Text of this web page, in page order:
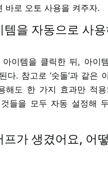
바로 오토 사용을 켜주자.
템을 자동으로 사
이템을 클릭한 뒤, 아이
다. 참고로 ‘숫돌’과 같은
해도 한 가지 효과만 적용
들을 모두 자동 설정해
프가 생겼어요, 어